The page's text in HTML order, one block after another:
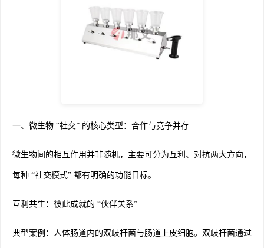
一、微生物 “社交” 的核心类型：合作与竞争并存
微生物间的相互作用并非随机，主要可分为互利、对抗两大方向，
每种 “社交模式” 都有明确的功能目标。
互利共生：彼此成就的 “伙伴关系”
典型案例：人体肠道内的双歧杆菌与肠道上皮细胞。双歧杆菌通过